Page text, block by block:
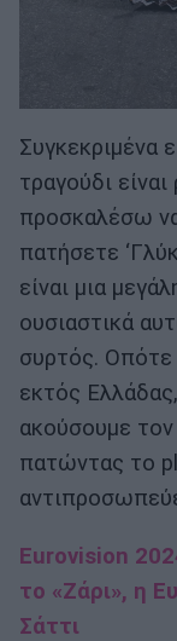
Συγκεκριμένα
τραγούδι
προσκαλέσω
πατήσετε
είναι μια
ουσιαστικά
συρτός. Οπότε
εκτός
ακούσουμε τον
πατώντας το
Eurovision
το «Ζάρι», η
Σάττι